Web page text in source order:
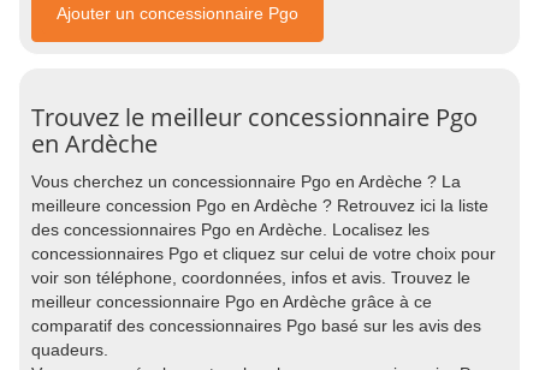
Ajouter un concessionnaire Pgo
Trouvez le meilleur concessionnaire Pgo
en Ardèche
Vous cherchez un concessionnaire Pgo en Ardèche ? La
meilleure concession Pgo en Ardèche ? Retrouvez ici la liste
des concessionnaires Pgo en Ardèche. Localisez les
concessionnaires Pgo et cliquez sur celui de votre choix pour
voir son téléphone, coordonnées, infos et avis. Trouvez le
meilleur concessionnaire Pgo en Ardèche grâce à ce
comparatif des concessionnaires Pgo basé sur les avis des
quadeurs.